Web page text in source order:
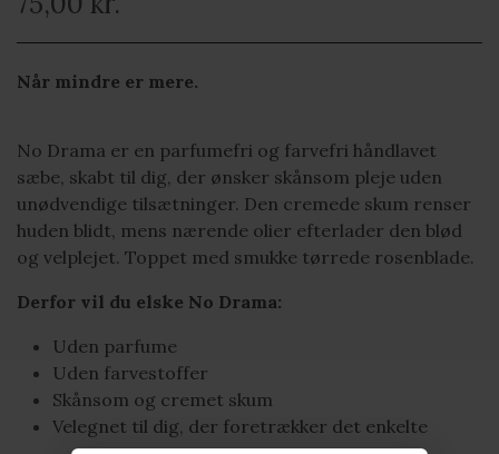
Når mindre er mere.
No Drama er en parfumefri og farvefri håndlavet
sæbe, skabt til dig, der ønsker skånsom pleje uden
unødvendige tilsætninger. Den cremede skum renser
huden blidt, mens nærende olier efterlader den blød
og velplejet. Toppet med smukke tørrede rosenblade.
Derfor vil du elske No Drama:
Uden parfume
Uden farvestoffer
Skånsom og cremet skum
Velegnet til dig, der foretrækker det enkelte